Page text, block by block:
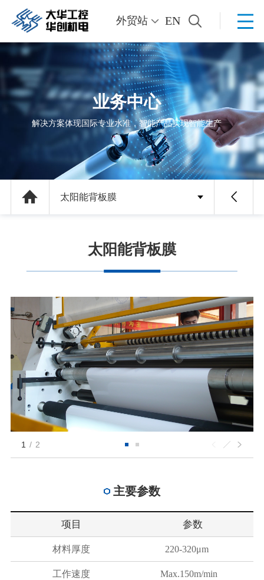
外贸站 EN
业务中心
解决方案体现国际专业水准，智能产品实现智能生产
太阳能背板膜
太阳能背板膜
1 / 2
主要参数
项目 参数
材料厚度 220-320μm
工作速度 Max.150m/min